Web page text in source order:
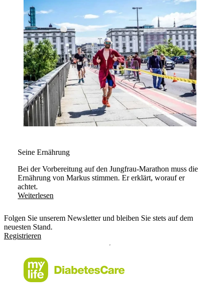
Seine Ernährung
Bei der Vorbereitung auf den Jungfrau-Marathon muss die
Ernährung von Markus stimmen. Er erklärt, worauf er
achtet.
Weiterlesen
Folgen Sie unserem Newsletter und bleiben Sie stets auf dem
neuesten Stand.
Registrieren